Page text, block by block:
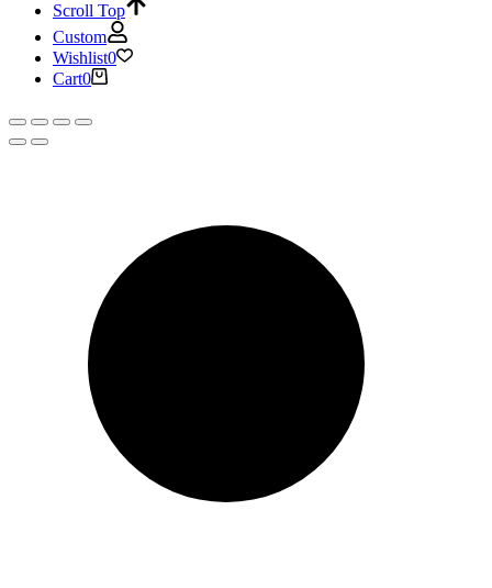
Scroll Top
Custom
Wishlist0
Cart0